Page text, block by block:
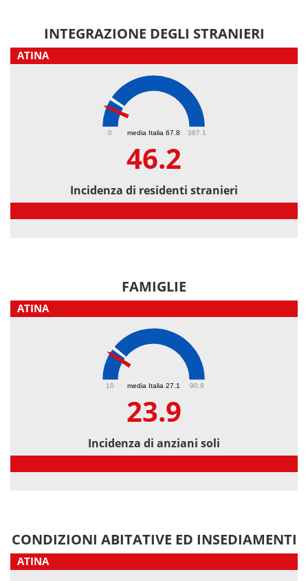
INTEGRAZIONE DEGLI STRANIERI
ATINA
media Italia 67.8
0 367.1
46.2
Incidenza di residenti stranieri
FAMIGLIE
ATINA
media Italia 27.1
10 90.9
23.9
Incidenza di anziani soli
CONDIZIONI ABITATIVE ED INSEDIAMENTI
ATINA